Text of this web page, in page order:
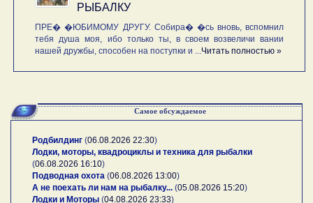
РЫБАЛКУ
ПРЕ� �ЮБИМОМУ ДРУГУ. Собира� �сь вновь, вспомнил
тебя душа моя, ибо только ты, в своем возвеличи вании
нашей дружбы, способен на поступки и ... Читать полностью »
Самое обсуждаемое
Родбилдинг (06.08.2026 22:30)
Лодки, моторы, квадроциклы и техника для рыбалки
(06.08.2026 16:10)
Подводная охота (06.08.2026 13:00)
А не поехать ли нам на рыбалку... (05.08.2026 15:20)
Лодки и Моторы (04.08.2026 23:33)